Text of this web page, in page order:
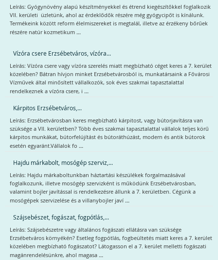
Leírás: Gyógynövény alapú készítményekkel és étrend kiegészítőkkel foglalkozik
VII. kerületi üzletünk, ahol az érdeklődők részére még gyógycipőt is kínálunk.
Termékeink között reform élelmiszereket is megtalál, illetve az érzékeny bőrűek
részére natúr kozmetikum ...
Vízóra csere Erzsébetváros, vízóra...
Leírás: Vízóra csere vagy vízóra szerelés miatt megbízható céget keres a 7. kerület
közelében? Bátran hívjon minket Erzsébetvárosból is, munkatársaink a Fővárosi
Vízművek által minősített vállalkozók, sok éves szakmai tapasztalattal
rendelkeznek a vízóra csere, i ...
Kárpitos Erzsébetváros,...
Leírás: Erzsébetvárosban keres megbízható kárpitost, vagy bútorjavításra van
szüksége a VII. kerületben? Több éves szakmai tapasztalattal vállalok teljes körű
kárpitos munkákat, bútorfelújítást és bútoráthúzást, modern és antik bútorok
esetén egyaránt.Vállalok fo ...
Hajdu márkabolt, mosógép szerviz,...
Leírás: Hajdu márkaboltunkban háztartási készülékek forgalmazásával
foglalkozunk, illetve mosógép szervizként is működünk Erzsébetvárosban,
valamint bojler javítással is rendelkezésre állunk a 7. kerületben. Cégünk a
mosógépek szervizelése és a villanybojler javí ...
Szájsebészet, fogászat, fogpótlás,...
Leírás: Szájsebészetre vagy általános fogászati ellátásra van szüksége
Erzsébetváros környékén? Esetleg fogpótlás, fogbeültetés miatt keres a 7. kerület
közelében megbízható fogászatot? Látogasson el a 7. kerület melletti fogászati
magánrendelésünkre, ahol magasa ...